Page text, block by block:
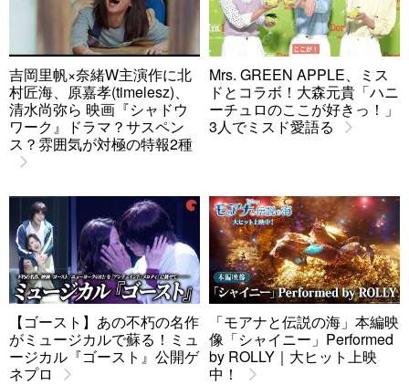
吉岡里帆×奈緒W主演作に北
村匠海、原嘉孝(timelesz)、
清水尚弥ら 映画『シャドウ
ワーク』ドラマ？サスペン
ス？雰囲気が対極の特報2種
Mrs. GREEN APPLE、ミス
ドとコラボ！大森元貴「ハニ
ーチュロのここが好きっ！」
3人でミスド愛語る
【ゴースト】あの不朽の名作
がミュージカルで蘇る！ミュ
ージカル『ゴースト』公開ゲ
ネプロ
「モアナと伝説の海」本編映
像「シャイニー」Performed
by ROLLY｜大ヒット上映
中！